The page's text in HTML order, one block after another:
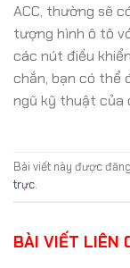
ACC, thường sẽ
tượng hình ô tô
các nút điều
chắn, bạn có thể
ngũ kỹ thuật của
Bài viết này được
trực.
BÀI VIẾT LIÊN